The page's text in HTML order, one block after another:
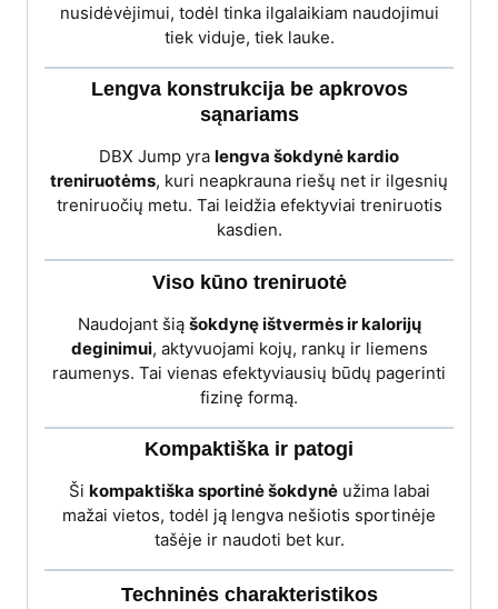
nusidėvėjimui, todėl tinka ilgalaikiam naudojimui
tiek viduje, tiek lauke.
Lengva konstrukcija be apkrovos
sąnariams
DBX Jump yra lengva šokdynė kardio
treniruotėms, kuri neapkrauna riešų net ir ilgesnių
treniruočių metu. Tai leidžia efektyviai treniruotis
kasdien.
Viso kūno treniruotė
Naudojant šią šokdynę ištvermės ir kalorijų
deginimui, aktyvuojami kojų, rankų ir liemens
raumenys. Tai vienas efektyviausių būdų pagerinti
fizinę formą.
Kompaktiška ir patogi
Ši kompaktiška sportinė šokdynėužima labai
mažai vietos, todėl ją lengva nešiotis sportinėje
tašėje ir naudoti bet kur.
Techninės charakteristikos